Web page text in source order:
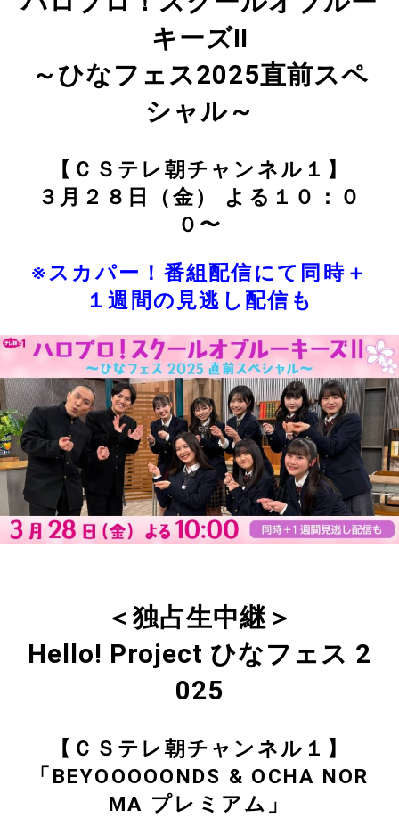
キーズⅡ
～ひなフェス2025直前スペ
シャル～
【ＣＳテレ朝チャンネル１】
３月２８日（金） よる１０：０
０〜
※スカパー！番組配信にて同時＋
１週間の見逃し配信も
＜独占生中継＞
Hello! Project ひなフェス 2
025
【ＣＳテレ朝チャンネル１】
「BEYOOOOONDS & OCHA NOR
MA プレミアム」